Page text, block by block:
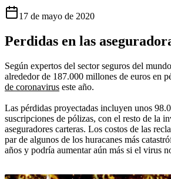
17 de mayo de 2020
Perdidas en las
Según expertos del sector seguros del
alrededor de 187.000 millones de euros en
de coronavirus este año.
Las pérdidas proyectadas incluyen unos
suscripciones de pólizas, con el resto de la
aseguradores carteras. Los costos de las
par de algunos de los huracanes más
años y podría aumentar aún más si el virus